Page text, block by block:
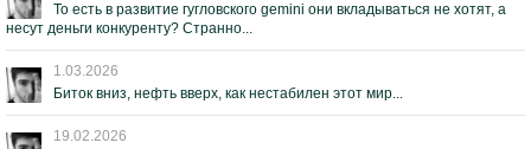
То есть в развитие гугловского gemini они вкладываться не хотят, а
несут деньги конкуренту? Странно...
1.03.2026
Биток вниз, нефть вверх, как нестабилен этот мир...
19.02.2026